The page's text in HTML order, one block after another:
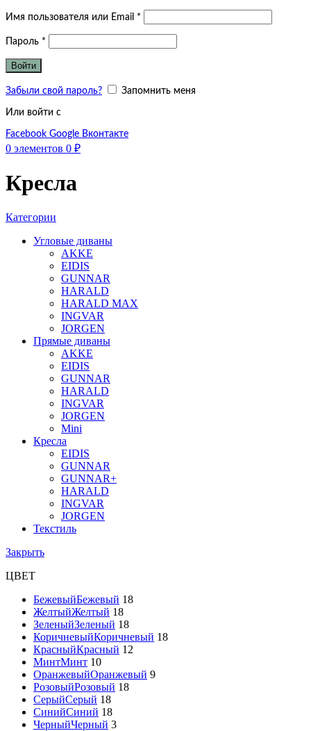
Имя пользователя или Email *
Пароль *
Войти
Забыли свой пароль? Запомнить меня
Или войти с
Facebook Google Вконтакте
0 элементов 0 ₽
Кресла
Категории
Угловые диваны
AKKE
EIDIS
GUNNAR
HARALD
HARALD MAX
INGVAR
JORGEN
Прямые диваны
AKKE
EIDIS
GUNNAR
HARALD
INGVAR
JORGEN
Mini
Кресла
EIDIS
GUNNAR
GUNNAR+
HARALD
INGVAR
JORGEN
Текстиль
Закрыть
ЦВЕТ
БежевыйБежевый 18
ЖелтыйЖелтый 18
ЗеленыйЗеленый 18
КоричневыйКоричневый 18
КрасныйКрасный 12
МинтМинт 10
ОранжевыйОранжевый 9
РозовыйРозовый 18
СерыйСерый 18
СинийСиний 18
ЧерныйЧерный 3